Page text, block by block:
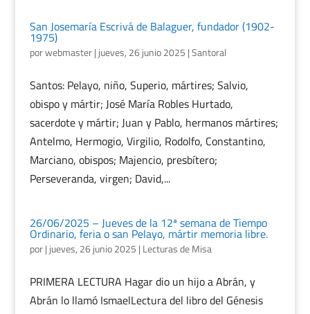
San Josemaría Escrivá de Balaguer, fundador (1902-
1975)
porwebmaster| jueves, 26 junio 2025 |Santoral
Santos: Pelayo, niño, Superio, mártires; Salvio,
obispo y mártir; José María Robles Hurtado,
sacerdote y mártir; Juan y Pablo, hermanos mártires;
Antelmo, Hermogio, Virgilio, Rodolfo, Constantino,
Marciano, obispos; Majencio, presbítero;
Perseveranda, virgen; David,...
26/06/2025 – Jueves de la 12ª semana de Tiempo
Ordinario, feria o san Pelayo, mártir memoria libre.
por| jueves, 26 junio 2025 | Lecturas de Misa
PRIMERA LECTURA Hagar dio un hijo a Abrán, y
Abrán lo llamó IsmaelLectura del libro del Génesis